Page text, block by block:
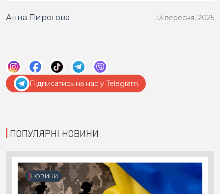
Анна Пирогова 13 вересня, 2025
Підписатись на нас у Telegram
ПОПУЛЯРНІ НОВИНИ
НОВИНИ